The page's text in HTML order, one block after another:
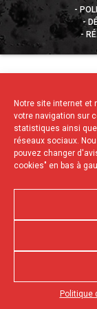
Notre site internet et
votre navigation sur
statistiques ainsi
réseaux sociaux.
pouvez changer
cookies" en bas à
Politique
Appuyez sur le